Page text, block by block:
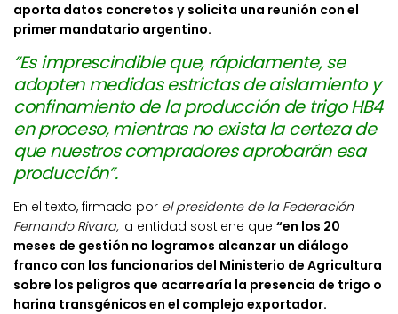
aporta datos concretos y solicita una reunión con el
primer mandatario argentino.
“Es imprescindible que, rápidamente, se
adopten medidas estrictas de aislamiento y
confinamiento de la producción de trigo HB4
en proceso, mientras no exista la certeza de
que nuestros compradores aprobarán esa
producción”.
En el texto, firmado por el presidente de la Federación
Fernando Rivara,la entidad sostiene que “en los 20
meses de gestión no logramos alcanzar un diálogo
franco con los funcionarios del Ministerio de Agricultura
sobre los peligros que acarrearía la presencia de trigo o
harina transgénicos en el complejo exportador.